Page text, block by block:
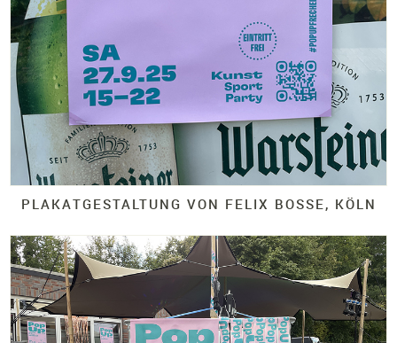
PLAKATGESTALTUNG VON FELIX BOSSE, KÖLN